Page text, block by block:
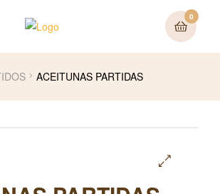
0
ACEITUNAS PARTIDAS